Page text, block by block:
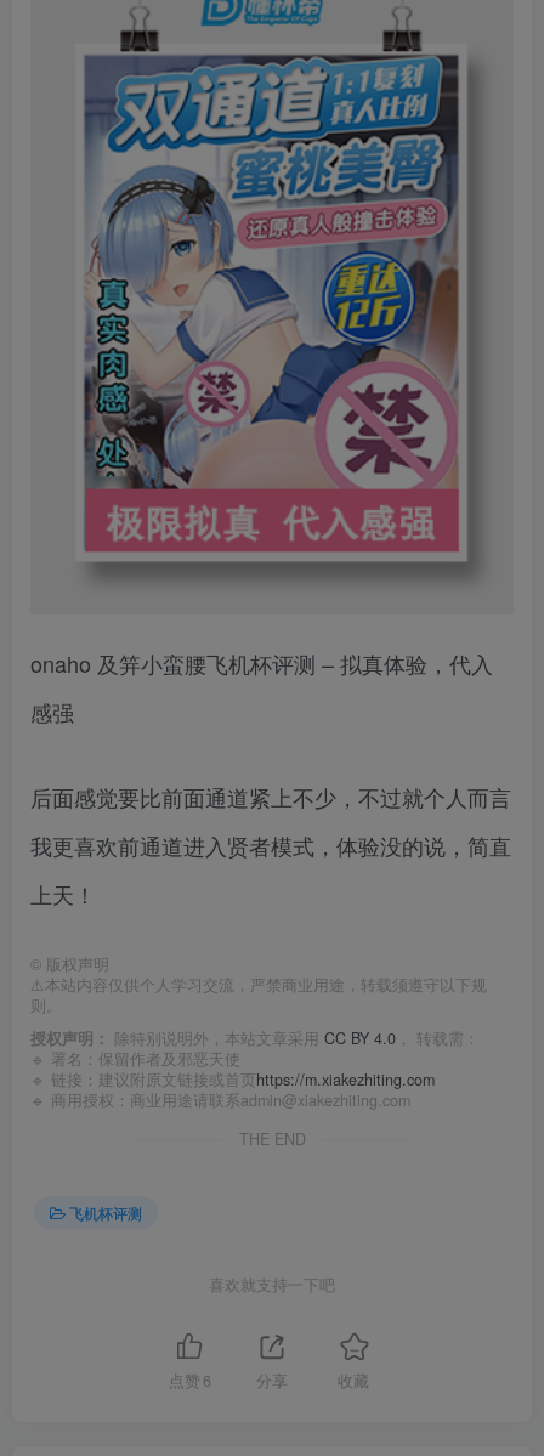
onaho 及笄小蛮腰飞机杯评测 – 拟真体验，代入
感强
后面感觉要比前面通道紧上不少，不过就个人而言
我更喜欢前通道进入贤者模式，体验没的说，简直
上天！
© 版权声明
⚠️本站内容仅供个人学习交流，严禁商业用途，转载须遵守以下规
则。
授权声明： 除特别说明外，本站文章采用 CC BY 4.0 ， 转载需：
🔹 署名：保留作者及 邪恶天使
🔹 链接：建议附原文链接或首页https://m.xiakezhiting.com
🔹 商用授权：商业用途请联系admin@xiakezhiting.com
THE END
飞机杯评测
喜欢就支持一下吧
点赞 6 分享 收藏